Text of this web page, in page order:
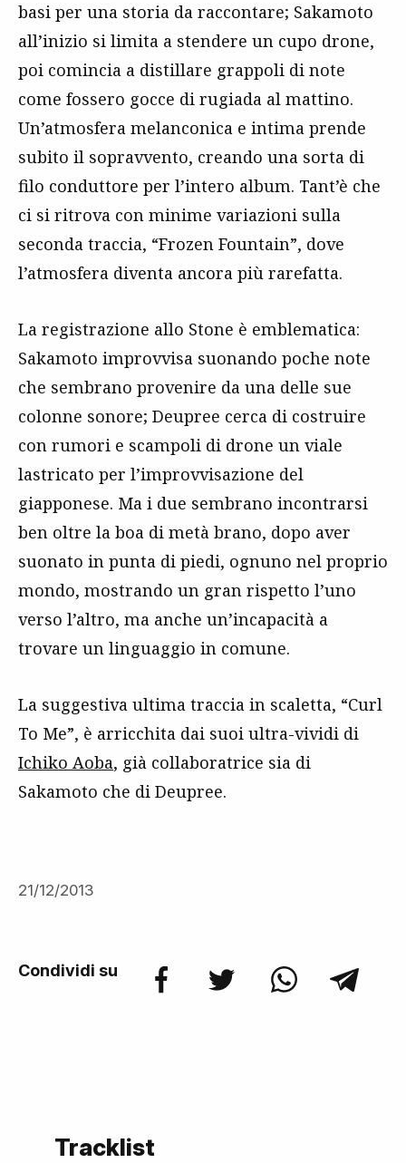
basi per una storia da raccontare; Sakamoto
all’inizio si limita a stendere un cupo drone,
poi comincia a distillare grappoli di note
come fossero gocce di rugiada al mattino.
Un’atmosfera melanconica e intima prende
subito il sopravvento, creando una sorta di
filo conduttore per l’intero album. Tant’è che
ci si ritrova con minime variazioni sulla
seconda traccia, “Frozen Fountain”, dove
l’atmosfera diventa ancora più rarefatta.
La registrazione allo Stone è emblematica:
Sakamoto improvvisa suonando poche note
che sembrano provenire da una delle sue
colonne sonore; Deupree cerca di costruire
con rumori e scampoli di drone un viale
lastricato per l’improvvisazione del
giapponese. Ma i due sembrano incontrarsi
ben oltre la boa di metà brano, dopo aver
suonato in punta di piedi, ognuno nel proprio
mondo, mostrando un gran rispetto l’uno
verso l’altro, ma anche un’incapacità a
trovare un linguaggio in comune.
La suggestiva ultima traccia in scaletta, “Curl
To Me”, è arricchita dai suoi ultra-vividi di
Ichiko Aoba, già collaboratrice sia di
Sakamoto che di Deupree.
21/12/2013
Condividi su
Tracklist